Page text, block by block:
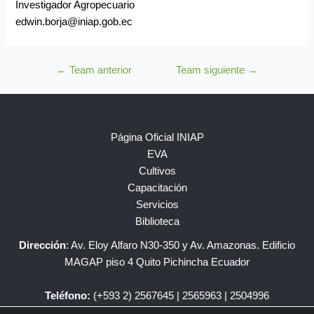
Investigador Agropecuario
edwin.borja@iniap.gob.ec
← Team anterior Team siguiente →
Página Oficial INIAP
EVA
Cultivos
Capacitación
Servicios
Biblioteca
Dirección: Av. Eloy Alfaro N30-350 y Av. Amazonas. Edificio
MAGAP piso 4 Quito Pichincha Ecuador
Teléfono: (+593 2) 2567645 | 2565963 | 2504996